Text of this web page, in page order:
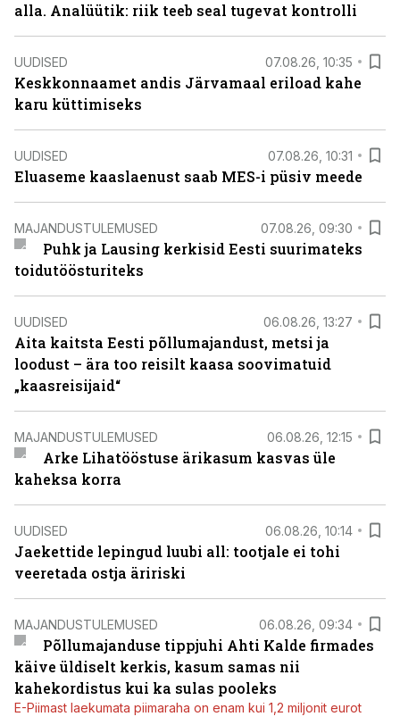
alla. Analüütik: riik teeb seal tugevat kontrolli
UUDISED 07.08.26, 10:35
Keskkonnaamet andis Järvamaal eriload kahe
karu küttimiseks
UUDISED 07.08.26, 10:31
Eluaseme kaaslaenust saab MES-i püsiv meede
MAJANDUSTULEMUSED 07.08.26, 09:30
Puhk ja Lausing kerkisid Eesti suurimateks
toidutöösturiteks
UUDISED 06.08.26, 13:27
Aita kaitsta Eesti põllumajandust, metsi ja
loodust – ära too reisilt kaasa soovimatuid
„kaasreisijaid“
MAJANDUSTULEMUSED 06.08.26, 12:15
Arke Lihatööstuse ärikasum kasvas üle
kaheksa korra
UUDISED 06.08.26, 10:14
Jaekettide lepingud luubi all: tootjale ei tohi
veeretada ostja äririski
MAJANDUSTULEMUSED 06.08.26, 09:34
Põllumajanduse tippjuhi Ahti Kalde firmades
käive üldiselt kerkis, kasum samas nii
kahekordistus kui ka sulas pooleks
E-Piimast laekumata piimaraha on enam kui 1,2 miljonit eurot